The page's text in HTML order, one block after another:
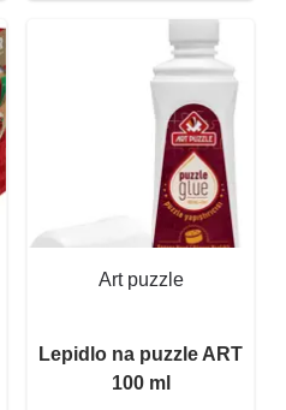
Art puzzle
Lepidlo na puzzle ART
100 ml